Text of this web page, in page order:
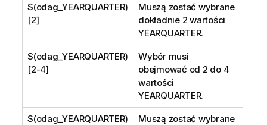
$(odag_YEARQUARTER)
[2]
Muszą zostać wybrane
dokładnie 2 wartości
YEARQUARTER.
$(odag_YEARQUARTER)
[2-4]
Wybór musi
obejmować od 2 do 4
wartości
YEARQUARTER.
$(odag_YEARQUARTER)
Muszą zostać wybrane